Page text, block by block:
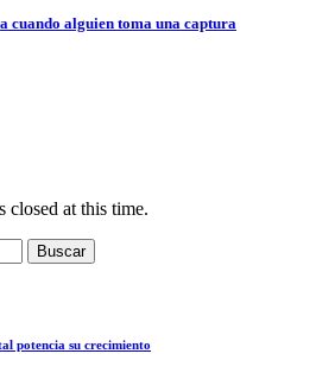
cuando alguien toma una captura
closed at this time.
potencia su crecimiento